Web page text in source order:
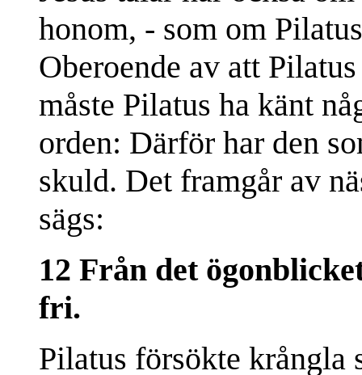
honom, - som om
Oberoende av att
måste Pilatus ha känt
orden: Därför har den
skuld. Det framgår av
sägs:
12 Från det
fri.
Pilatus försökte